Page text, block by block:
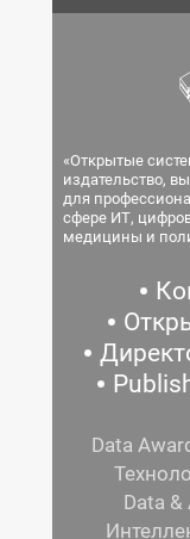
«Открытые
издательство,
для
сфере ИТ,
медицины и
Data
Data &